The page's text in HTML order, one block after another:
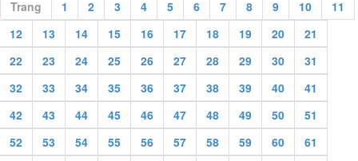
Trang 1 2 3 4 5 6 7 8 9 10
11
12
13 14 15 16 17 18 19 20
21
22
23 24 25 26 27 28 29 30
31
32
33 34 35 36 37 38 39 40
41
42
43 44 45 46 47 48 49 50
51
52
53 54 55 56 57 58 59 60 61